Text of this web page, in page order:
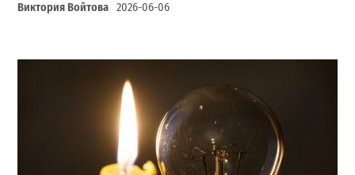
Виктория Войтова 2026-06-06